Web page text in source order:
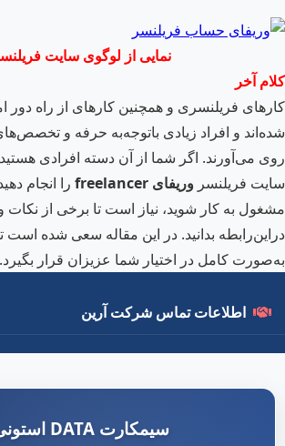
نمایی از لوگوی سایت
کلام آخر
کارهای فریلنسری و همچنین کارهای از راه دور
شده‌اند و افراد زیادی باتوجه‌به حرفه و
روی می‌آورند. اگر شما از آن دسته افرادی
سایت فریلنسر وریفای freelancer را انجام
مشغول به کار شوید، نیاز است تا برخی از نکات
دراین‌رابطه بدانید. در این مقاله سعی شده است
به‌صورت کامل در اختیار شما عزیزان قرار بگیرد.
اطلاعات تماس شرکت آرین
با ۱۵ سال تجربه در تبادلات مالی بین‌المللی،
سیمکارت DATA استونی